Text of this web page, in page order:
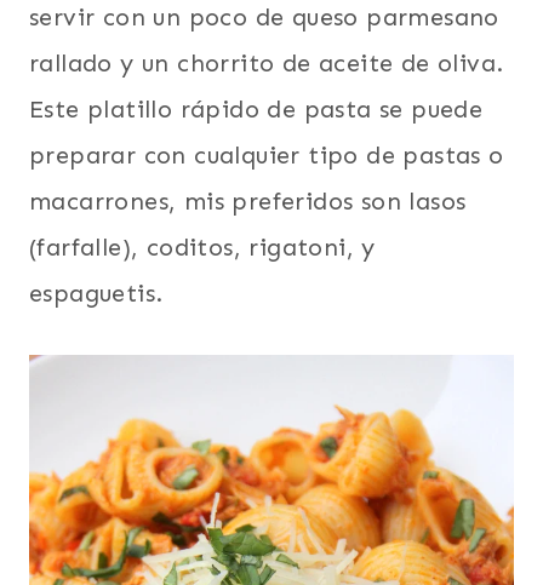
servir con un poco de queso parmesano
rallado y un chorrito de aceite de oliva.
Este platillo rápido de pasta se puede
preparar con cualquier tipo de pastas o
macarrones, mis preferidos son lasos
(farfalle), coditos, rigatoni, y
espaguetis.